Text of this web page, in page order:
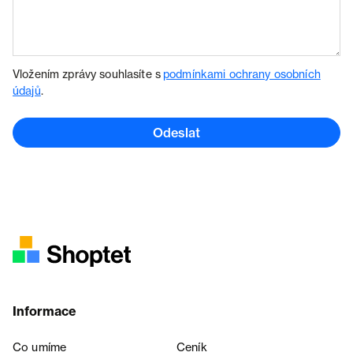
Vložením zprávy souhlasíte spodmínkami ochrany osobních
údajů.
Odeslat
Informace
Co umíme
Ceník